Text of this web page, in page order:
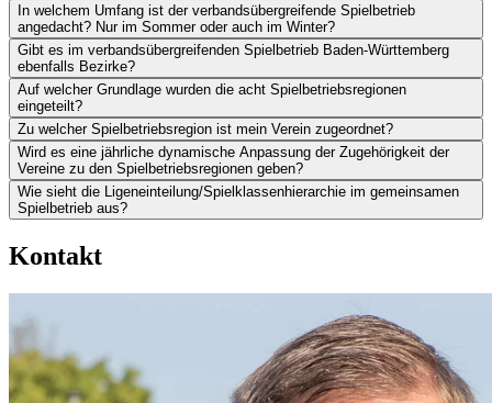
In welchem Umfang ist der verbandsübergreifende Spielbetrieb
angedacht? Nur im Sommer oder auch im Winter?
Gibt es im verbandsübergreifenden Spielbetrieb Baden-Württemberg
ebenfalls Bezirke?
Auf welcher Grundlage wurden die acht Spielbetriebsregionen
eingeteilt?
Zu welcher Spielbetriebsregion ist mein Verein zugeordnet?
Wird es eine jährliche dynamische Anpassung der Zugehörigkeit der
Vereine zu den Spielbetriebsregionen geben?
Wie sieht die Ligeneinteilung/Spielklassenhierarchie im gemeinsamen
Spielbetrieb aus?
Kontakt